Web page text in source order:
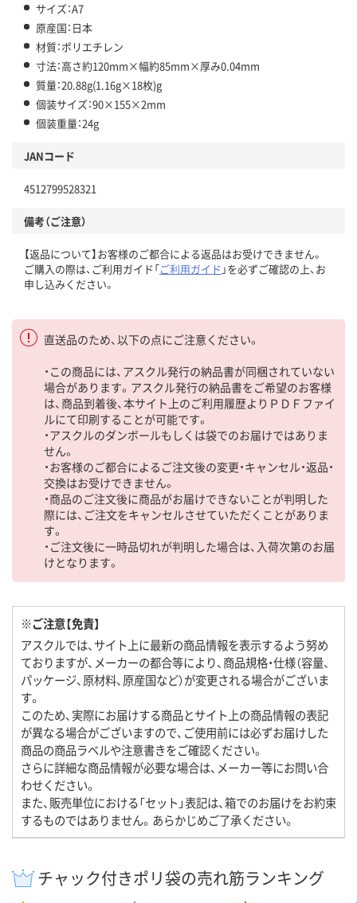
サイズ：A7
原産国：日本
材質：ポリエチレン
寸法：高さ約120mm×幅約85mm×厚み0.04mm
質量：20.88g(1.16g×18枚)g
個装サイズ：90×155×2mm
個装重量：24g
JANコード
4512799528321
備考（ご注意）
【返品について】お客様のご都合による返品はお受けできません。
ご購入の際は、ご利用ガイド「ご利用ガイド 」を必ずご確認の上、お
申し込みください。
直送品のため、以下の点にご注意ください。
・この商品には、アスクル発行の納品書が同梱されていない
場合があります。アスクル発行の納品書をご希望のお客様
は、商品到着後、本サイト上のご利用履歴よりＰＤＦファイ
ルにて印刷することが可能です。
・アスクルのダンボールもしくは袋でのお届けではありま
せん。
・お客様のご都合によるご注文後の変更・キャンセル・返品・
交換はお受けできません。
・商品のご注文後に商品がお届けできないことが判明した
際には、ご注文をキャンセルさせていただくことがありま
す。
・ご注文後に一時品切れが判明した場合は、入荷次第のお届
けとなります。
※ご注意【免責】
アスクルでは、サイト上に最新の商品情報を表示するよう努め
ておりますが、メーカーの都合等により、商品規格・仕様（容量、
パッケージ、原材料、原産国など）が変更される場合がございま
す。
このため、実際にお届けする商品とサイト上の商品情報の表記
が異なる場合がございますので、ご使用前には必ずお届けした
商品の商品ラベルや注意書きをご確認ください。
さらに詳細な商品情報が必要な場合は、メーカー等にお問い合
わせください。
また、販売単位における「セット」表記は、箱でのお届けをお約束
するものではありません。あらかじめご了承ください。
チャック付きポリ袋の売れ筋ランキング